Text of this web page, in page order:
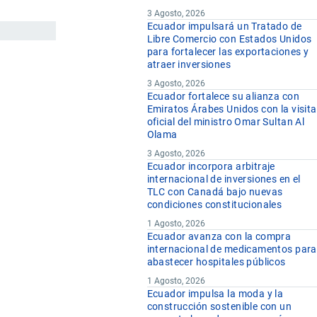
3 Agosto, 2026
Ecuador impulsará un Tratado de
Libre Comercio con Estados Unidos
para fortalecer las exportaciones y
atraer inversiones
3 Agosto, 2026
Ecuador fortalece su alianza con
Emiratos Árabes Unidos con la visita
oficial del ministro Omar Sultan Al
Olama
3 Agosto, 2026
Ecuador incorpora arbitraje
internacional de inversiones en el
TLC con Canadá bajo nuevas
condiciones constitucionales
1 Agosto, 2026
Ecuador avanza con la compra
internacional de medicamentos para
abastecer hospitales públicos
1 Agosto, 2026
Ecuador impulsa la moda y la
construcción sostenible con un